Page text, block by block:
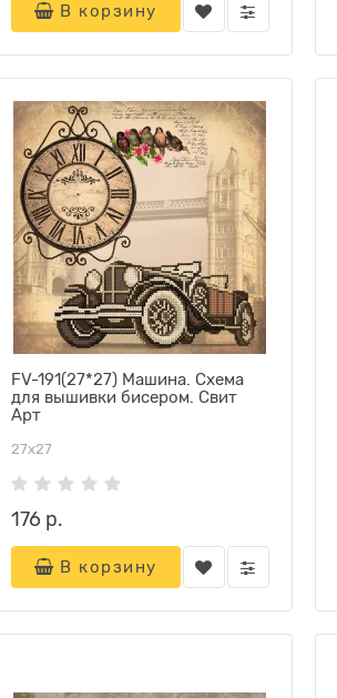
В корзину
FV-191(27*27) Машина. Схема
для вышивки бисером. Свит
Арт
27х27
176 р.
В корзину